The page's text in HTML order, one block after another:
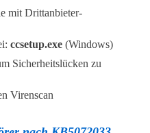
mit Drittanbieter-
ccsetup.exe (Windows)
Sicherheitslücken zu
Virenscan